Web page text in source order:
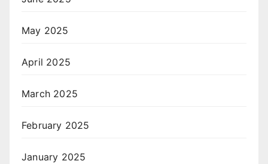
May 2025
April 2025
March 2025
February 2025
January 2025